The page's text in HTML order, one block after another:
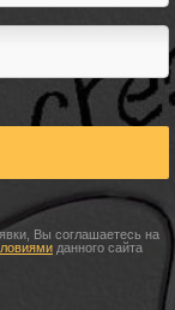
Вы соглашаетесь на
данного сайта